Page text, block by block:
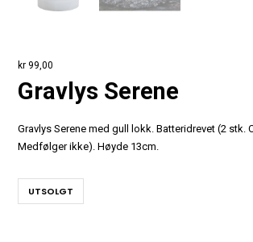
kr 99,00
Gravlys Serene
Gravlys Serene med gull lokk. Batteridrevet (2 stk.
Medfølger ikke). Høyde 13cm.
UTSOLGT